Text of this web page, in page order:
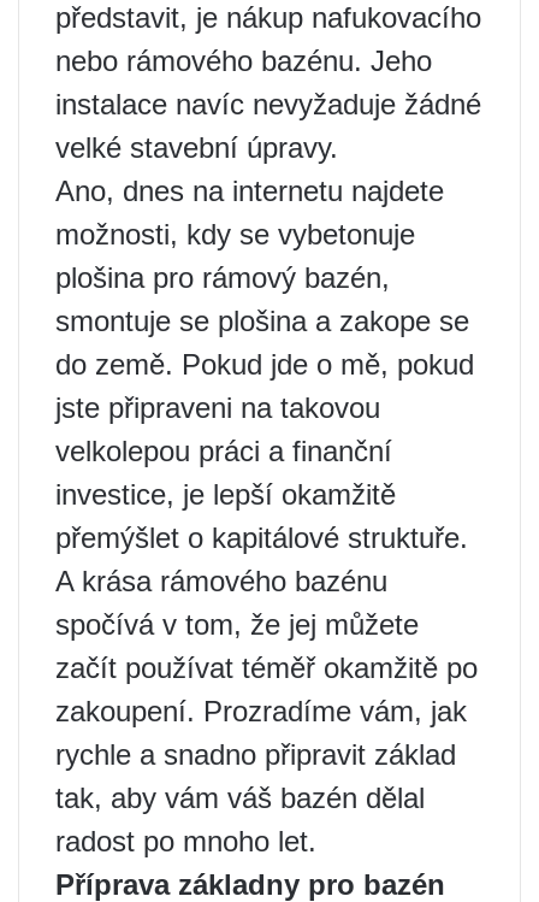
představit, je nákup nafukovacího
nebo rámového bazénu. Jeho
instalace navíc nevyžaduje žádné
velké stavební úpravy.
Ano, dnes na internetu najdete
možnosti, kdy se vybetonuje
plošina pro rámový bazén,
smontuje se plošina a zakope se
do země. Pokud jde o mě, pokud
jste připraveni na takovou
velkolepou práci a finanční
investice, je lepší okamžitě
přemýšlet o kapitálové struktuře.
A krása rámového bazénu
spočívá v tom, že jej můžete
začít používat téměř okamžitě po
zakoupení. Prozradíme vám, jak
rychle a snadno připravit základ
tak, aby vám váš bazén dělal
radost po mnoho let.
Příprava základny pro bazén